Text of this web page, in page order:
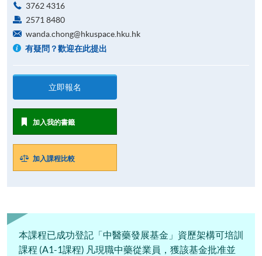
3762 4316
2571 8480
wanda.chong@hkuspace.hku.hk
有疑問？歡迎在此提出
立即報名
加入我的書籤
加入課程比較
本課程已成功登記「中醫藥發展基金」資歷架構可培訓
課程 (A1-1課程) 凡現職中藥從業員，獲該基金批准並